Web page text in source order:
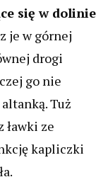
się w dolinie
je w górnej
drogi
go nie
Tuż
ławki ze
kapliczki